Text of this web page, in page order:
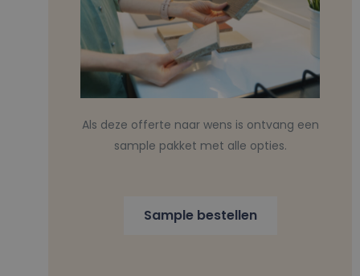
Als deze offerte naar wens is ontvang een
sample pakket met alle opties.
Sample bestellen